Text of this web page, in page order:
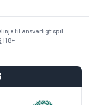
til ansvarligt spil:
| 18+